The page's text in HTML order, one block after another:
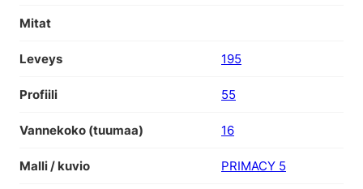
Mitat
Leveys 195
Profiili 55
Vannekoko (tuumaa) 16
Malli / kuvio PRIMACY 5